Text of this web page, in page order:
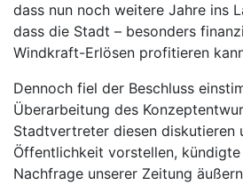
dass nun noch weitere Jahre ins
dass die Stadt – besonders
Windkraft-Erlösen profitieren
Dennoch fiel der Beschluss
Überarbeitung des
Stadtvertreter diesen diskutieren
Öffentlichkeit vorstellen, kündigte
Nachfrage unserer Zeitung